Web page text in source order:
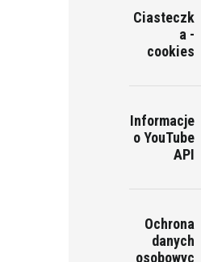
Ciasteczk
a -
cookies
Informacje
o YouTube
API
Ochrona
danych
osobowyc